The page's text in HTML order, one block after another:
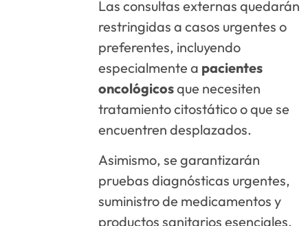
Las consultas externas quedarán
restringidas a casos urgentes o
preferentes, incluyendo
especialmente a pacientes
oncológicosque necesiten
tratamiento citostático o que se
encuentren desplazados.
Asimismo, se garantizarán
pruebas diagnósticas urgentes,
suministro de medicamentos y
productos sanitarios esenciales,